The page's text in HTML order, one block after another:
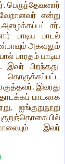
பெருந்தேவனார்
என்று
அழைக்கப்பட்டார்.
பாடிய பாடல்
அகவலும்
பாரதம் பாடிய
இவர் பிறந்தது
இவரது
பாடலாக
ஐங்குறுநூறு
இவர்